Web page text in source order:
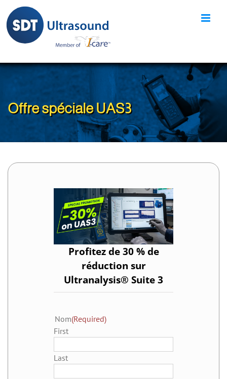
content
Offre spéciale UAS3
Profitez de 30 % de
réduction sur
Ultranalysis® Suite 3
Nom(Required)
First
Last